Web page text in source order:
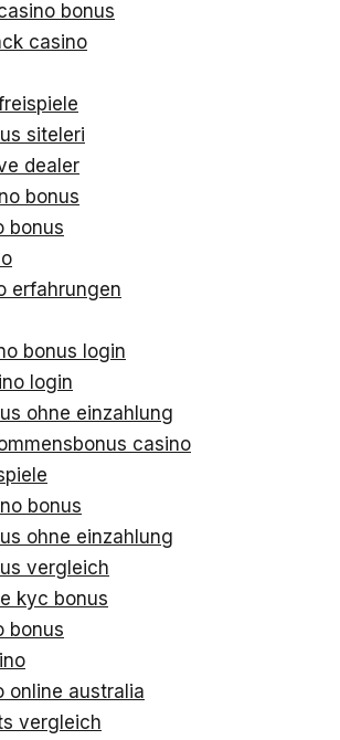
bonus
casino
siteleri
dealer
bonus
bonus
erfahrungen
bonus login
login
ohne einzahlung
casino
bonus
ohne einzahlung
vergleich
kyc bonus
bonus
online australia
vergleich